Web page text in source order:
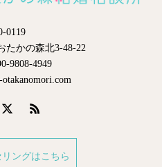
0119
たかの森北3-48-22
9808-4949
ングはこちら